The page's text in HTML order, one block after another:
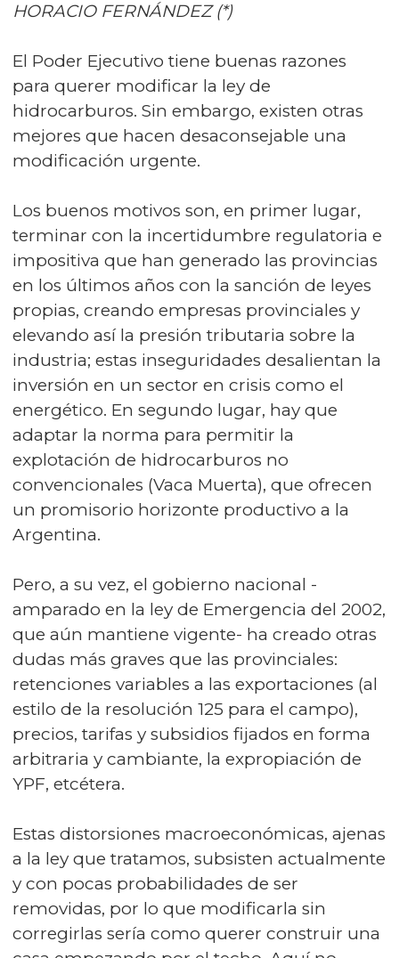
HORACIO FERNÁNDEZ (*)
El Poder Ejecutivo tiene buenas razones
para querer modificar la ley de
hidrocarburos. Sin embargo, existen otras
mejores que hacen desaconsejable una
modificación urgente.
Los buenos motivos son, en primer lugar,
terminar con la incertidumbre regulatoria e
impositiva que han generado las provincias
en los últimos años con la sanción de leyes
propias, creando empresas provinciales y
elevando así la presión tributaria sobre la
industria; estas inseguridades desalientan la
inversión en un sector en crisis como el
energético. En segundo lugar, hay que
adaptar la norma para permitir la
explotación de hidrocarburos no
convencionales (Vaca Muerta), que ofrecen
un promisorio horizonte productivo a la
Argentina.
Pero, a su vez, el gobierno nacional -
amparado en la ley de Emergencia del 2002,
que aún mantiene vigente- ha creado otras
dudas más graves que las provinciales:
retenciones variables a las exportaciones (al
estilo de la resolución 125 para el campo),
precios, tarifas y subsidios fijados en forma
arbitraria y cambiante, la expropiación de
YPF, etcétera.
Estas distorsiones macroeconómicas, ajenas
a la ley que tratamos, subsisten actualmente
y con pocas probabilidades de ser
removidas, por lo que modificarla sin
corregirlas sería como querer construir una